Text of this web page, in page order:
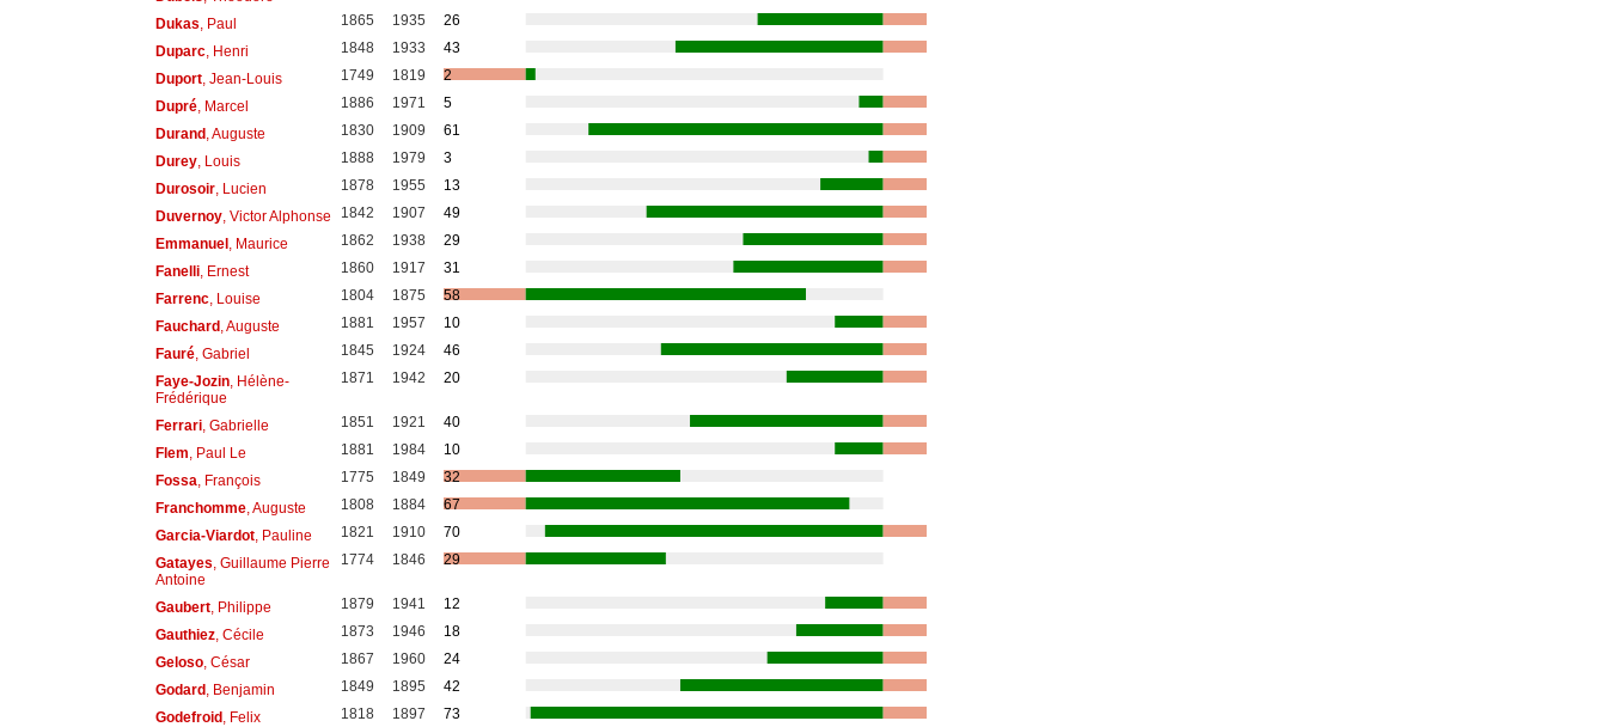
Dukas , Paul 1865 1935
26
Duparc, Henri 1848 1933
43
Duport, Jean-Louis 1749 1819
2
Dupré, Marcel 1886 1971
5
Durand, Auguste 1830 1909
61
Durey, Louis 1888 1979
3
Durosoir, Lucien 1878 1955
13
Duvernoy, Victor Alphonse 1842 1907
49
Emmanuel, Maurice 1862 1938
29
Fanelli, Ernest 1860 1917
31
Farrenc, Louise 1804 1875
58
Fauchard, Auguste 1881 1957
10
Fauré, Gabriel 1845 1924
46
Faye-Jozin, Hélène-
Frédérique
1871 1942 20
Ferrari, Gabrielle 1851 1921
40
Flem , Paul Le 1881 1984
10
Fossa , François 1775 1849
32
Franchomme, Auguste 1808 1884
67
Garcia-Viardot, Pauline 1821 1910
70
Gatayes , Guillaume Pierre
Antoine
1774 1846 29
Gaubert, Philippe 1879 1941
12
Gauthiez, Cécile 1873 1946
18
Geloso, César 1867 1960
24
Godard, Benjamin 1849 1895
42
Godefroid, Felix 1818 1897
73